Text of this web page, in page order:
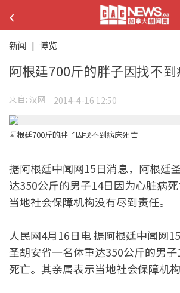
‹
新闻 | 博览
阿根廷700斤的胖子因找不
来自: 汉网 2014-4-16 12:50
阿根廷700斤的胖子因找不到病床死亡
据阿根廷中闻网15日消息，阿根廷
达350公斤的男子14日因为心脏病
当地社会保障机构没有尽到责任。
人民网4月16日电 据阿根廷中闻网
圣胡安省一名体重达350公斤的男
死亡。其亲属表示当地社会保障机